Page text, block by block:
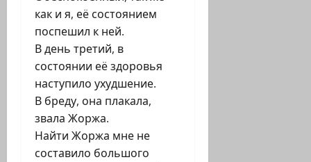
как и я, её состоянием
поспешил к ней.
В день третий, в
состоянии её здоровья
наступило ухудшение.
В бреду, она плакала,
звала Жоржа.
Найти Жоржа мне не
составило большого